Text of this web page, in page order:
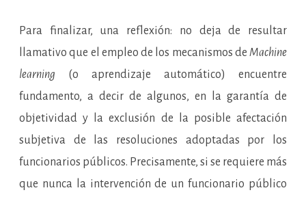
Para finalizar, una reflexión: no deja de resultar
llamativo que el empleo de los mecanismos de Machine
learning (o aprendizaje automático) encuentre
fundamento, a decir de algunos, en la garantía de
objetividad y la exclusión de la posible afectación
subjetiva de las resoluciones adoptadas por los
funcionarios públicos. Precisamente, si se requiere más
que nunca la intervención de un funcionario público